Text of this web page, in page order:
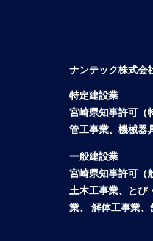
ナンテック株式会
特定建設業
宮崎県知事許可（
管工事業、機械器
一般建設業
宮崎県知事許可（
土木工事業、とび
業、 解体工事業、